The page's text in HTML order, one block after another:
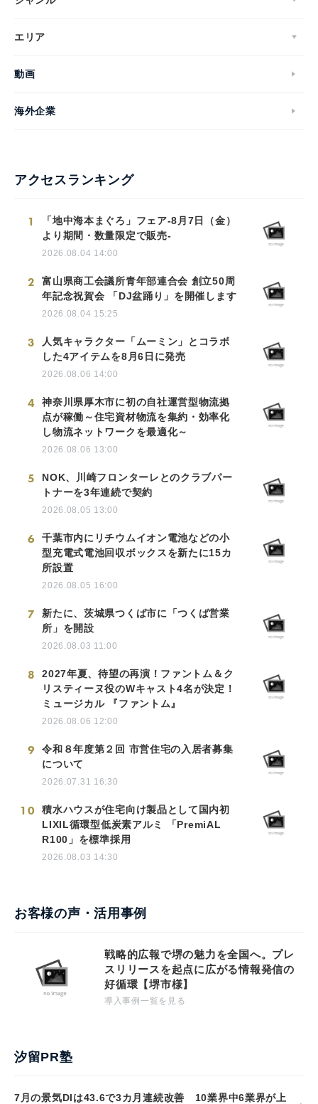
エリア
動画
海外企業
アクセスランキング
1
「地中海本まぐろ」フェア-8月7日（金）
より期間・数量限定で販売-
2026.08.04 14:00
2
富山県商工会議所青年部連合会 創立50周
年記念祝賀会 「DJ盆踊り」を開催します
2026.08.04 15:25
3
人気キャラクター「ムーミン」とコラボ
した4アイテムを8月6日に発売
2026.08.06 14:00
4
神奈川県厚木市に初の自社運営型物流拠
点が稼働～住宅資材物流を集約・効率化
し物流ネットワークを最適化～
2026.08.06 13:00
5
NOK、川崎フロンターレとのクラブパー
トナーを3年連続で契約
2026.08.05 13:00
6
千葉市内にリチウムイオン電池などの小
型充電式電池回収ボックスを新たに15カ
所設置
2026.08.05 16:00
7
新たに、茨城県つくば市に「つくば営業
所」を開設
2026.08.03 11:00
8
2027年夏、待望の再演！ファントム＆ク
リスティーヌ役のWキャスト4名が決定！
ミュージカル 『ファントム』
2026.08.06 12:00
9
令和８年度第２回 市営住宅の入居者募集
について
2026.07.31 16:30
10
積水ハウスが住宅向け製品として国内初
LIXIL循環型低炭素アルミ 「PremiAL
R100」を標準採用
2026.08.03 14:30
お客様の声・活用事例
戦略的広報で堺の魅力を全国へ。プレ
スリリースを起点に広がる情報発信の
好循環【堺市様】
導入事例一覧を見る
汐留PR塾
7月の景気DIは43.6で3カ月連続改善 10業界中6業界が上